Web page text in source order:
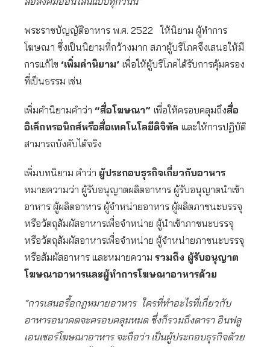
พระราชบัญญัติอาหาร พ.ศ. 2522 ให้นิยาม ผู้ทําการ
โฆษณา ซึ่งเป็นนิยามที่กว้างมาก สภาผู้บริโภคจึงเสนอให้มี
การแก้ไข ‘เพิ่มคำนิยาม’ เพื่อให้ผู้บริโภคได้รับการคุ้มครอง
ที่เป็นธรรม เช่น
เพิ่มคำนิยามคำว่า “สื่อโฆษณา” เพื่อให้ครอบคลุมถึงสื่อ
อิเล็กทรอนิกส์หรือสื่อเทคโนโลยีดิจิทัล และให้การปฏิบัติ
สามารถบังคับได้จริง
เพิ่มบทนิยาม คำว่า ผู้ประกอบธุรกิจเกี่ยวกับอาหาร
หมายความว่า ผู้รับอนุญาตผลิตอาหาร ผู้รับอนุญาตนำเข้า
อาหาร ผู้ผลิตอาหาร ผู้จำหน่ายอาหาร ผู้ผลิตภาชนะบรรจุ
หรือวัตถุสัมผัสอาหารเพื่อจำหน่าย ผู้นำเข้าภาชนะบรรจุ
หรือวัตถุสัมผัสอาหารเพื่อจำหน่าย ผู้จำหน่ายภาชนะบรรจุ
หรือสัมผัสอาหาร และหมายความ รวมถึง ผู้รับอนุญาต
โฆษณาอาหารและผู้ทำการโฆษณาอาหารด้วย
“การเสนอรื้อกฎหมายอาหาร ใครที่ทําอะไรที่เกี่ยวกับ
อาหารอนาคตจะครอบคลุมหมด ซึ่งก็รวมถึงดารา อินฟลู
เอนเซอร์โฆษณาอาหาร จะถือว่า เป็นผู้ประกอบธุรกิจด้วย